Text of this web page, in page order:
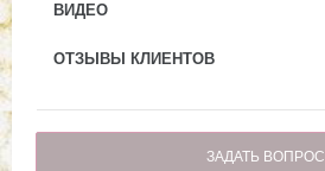
ВИДЕО
ОТЗЫВЫ КЛИЕНТОВ
ЗАДАТЬ ВОПРОС